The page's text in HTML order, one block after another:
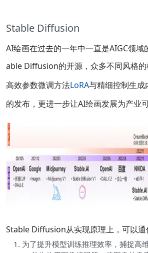
Stable Diffusion
AI绘画在过去的一年中一直是AIGC领域
able Diffusion的开源，众多不同风格
高效参数微调方法LoRA与精细控制生成
的发布，更进一步让AI绘画发展为产业
Stable Diffusion从实现原理上，可以通
为了提升模型训练推理效率，捕捉高